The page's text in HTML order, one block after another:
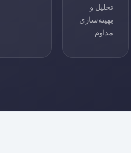
تحلیل و
بهینه‌سازی
مداوم.